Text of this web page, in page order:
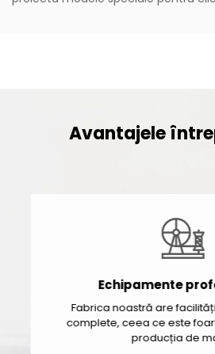
Avantajele
Echipamente
Fabrica noastră are
complete, ceea ce este
producția de